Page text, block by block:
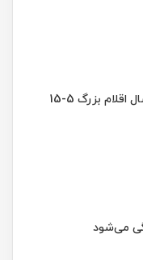
ارسال اقلام کوچک 2-5 روز کاری ارسال اقلام بزرگ 5-15
می‌شود